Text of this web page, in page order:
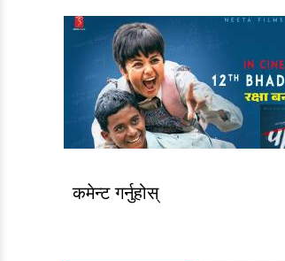
कमेन्ट गर्नुहोस्